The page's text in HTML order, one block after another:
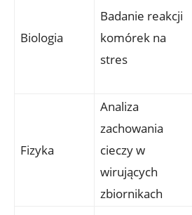
Biologia
Badanie reakcji
komórek na
stres
Fizyka
Analiza
zachowania
cieczy w⁢
wirujących‌
zbiornikach